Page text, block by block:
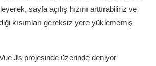
sayfa açılış hızını arttırabiliriz ve
kısımları gereksiz yere yüklememiş
Js projesinde üzerinde deniyor